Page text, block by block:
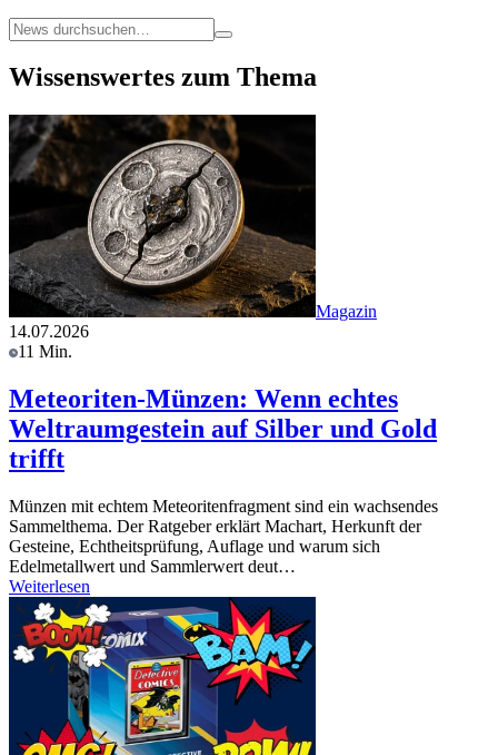
Wissenswertes zum Thema
Magazin
14.07.2026
11 Min.
Meteoriten-Münzen: Wenn echtes
Weltraumgestein auf Silber und Gold
trifft
Münzen mit echtem Meteoritenfragment sind ein wachsendes
Sammelthema. Der Ratgeber erklärt Machart, Herkunft der
Gesteine, Echtheitsprüfung, Auflage und warum sich
Edelmetallwert und Sammlerwert deut…
Weiterlesen